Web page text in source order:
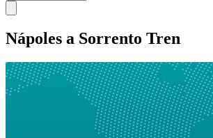
Nápoles a Sorrento Tren